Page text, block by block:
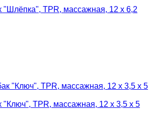
"Шлёпка", TPR, массажная, 12 х 6,2
"Ключ", TPR, массажная, 12 х 3,5 х 5